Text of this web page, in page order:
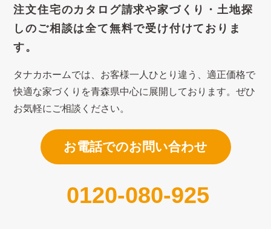
注文住宅のカタログ請求や家づくり・土地探
しのご相談は全て無料で受け付けておりま
す。
タナカホームでは、お客様一人ひとり違う、適正価格で
快適な家づくり を青森県中心に展開しております。ぜひ
お気軽にご相談ください。
お電話でのお問い合わせ
0120-080-925